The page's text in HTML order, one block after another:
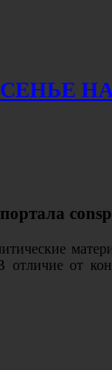
отличие от